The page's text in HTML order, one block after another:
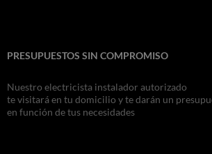
PRESUPUESTOS SIN COMPROMISO
Nuestro electricista instalador autorizado
te visitará en tu domicilio y te darán un
en función de tus necesidades